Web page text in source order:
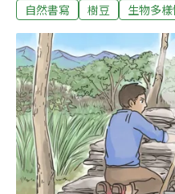
豆即食包，只需充分泡水
顛覆樹豆不易烹煮的印象。
Millsp.）又名木豆，屬於耐
洲、拉丁美洲和加勒比海
統食材之一。且樹豆雖為豆
的大豆成分，屬於非過敏原
源，增加人體蛋白質及膳食
作一種健康食材。但一般
理階段，就需要浸泡4~6小
自然書寫 樹豆 生物多樣